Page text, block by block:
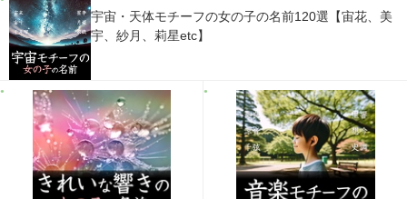
宇宙・天体モチーフの女の子の名前120選【宙花、美
宇、紗月、莉星etc】